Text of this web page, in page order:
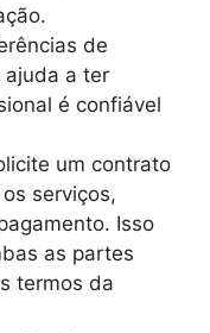
de
ajuda a ter
é confiável
um contrato
serviços,
Isso
as partes
termos da